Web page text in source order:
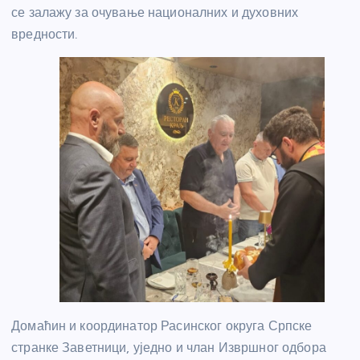
се залажу за очување националних и духовних
вредности.
Домаћин и координатор Расинског округа Српске
странке Заветници, уједно и члан Извршног одбора